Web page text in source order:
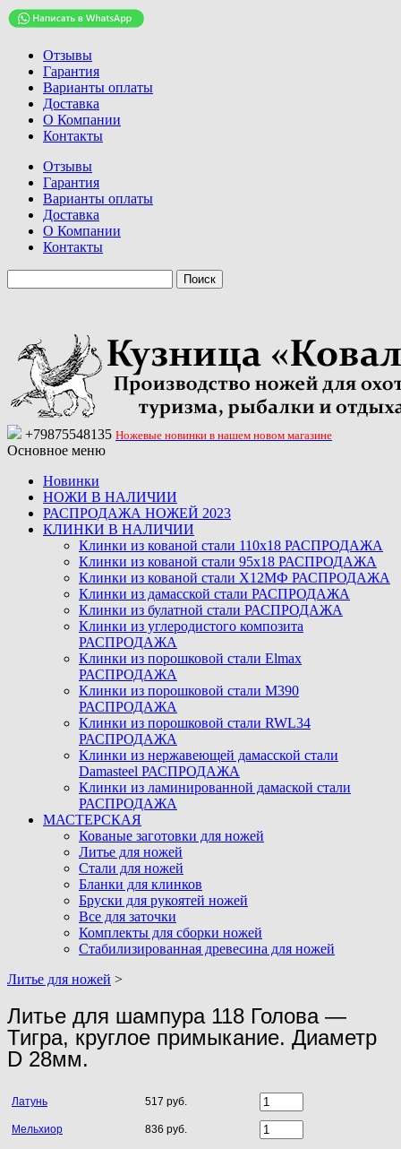
Отзывы
Гарантия
Варианты оплаты
Доставка
О Компании
Контакты
Отзывы
Гарантия
Варианты оплаты
Доставка
О Компании
Контакты
+79875548135 Ножевые новинки в нашем новом магазине
Основное меню
Новинки
НОЖИ В НАЛИЧИИ
РАСПРОДАЖА НОЖЕЙ 2023
КЛИНКИ В НАЛИЧИИ
Клинки из кованой стали 110х18 РАСПРОДАЖА
Клинки из кованой стали 95х18 РАСПРОДАЖА
Клинки из кованой стали Х12МФ РАСПРОДАЖА
Клинки из дамасской стали РАСПРОДАЖА
Клинки из булатной стали РАСПРОДАЖА
Клинки из углеродистого композита
РАСПРОДАЖА
Клинки из порошковой стали Elmax
РАСПРОДАЖА
Клинки из порошковой стали M390
РАСПРОДАЖА
Клинки из порошковой стали RWL34
РАСПРОДАЖА
Клинки из нержавеющей дамасской стали
Damasteel РАСПРОДАЖА
Клинки из ламинированной дамаской стали
РАСПРОДАЖА
МАСТЕРСКАЯ
Кованые заготовки для ножей
Литье для ножей
Стали для ножей
Бланки для клинков
Бруски для рукоятей ножей
Все для заточки
Комплекты для сборки ножей
Стабилизированная древесина для ножей
Литье для ножей >
Литье для шампура 118 Голова —
Тигра, круглое примыкание. Диаметр
D 28мм.
Латунь 517 руб.
Мельхиор 836 руб.